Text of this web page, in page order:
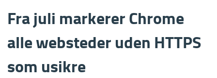
Fra juli markerer Chrome
alle websteder uden HTTPS
som usikre